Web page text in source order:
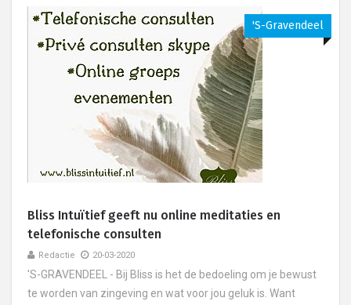
's-Gravendeel
Bliss Intuïtief geeft nu online meditaties en
telefonische consulten
Redactie 20-03-2020
'S-GRAVENDEEL - Bij Bliss is het de bedoeling om je bewust
te worden van zingeving en wat voor jou geluk is. Want